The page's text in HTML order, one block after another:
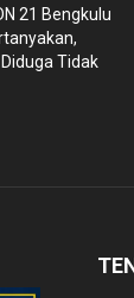
21 Bengkulu
Tidak